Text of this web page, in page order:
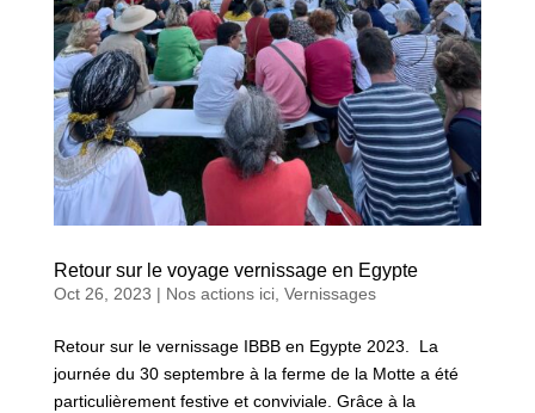
Retour sur le voyage vernissage en Egypte
Oct 26, 2023 | Nos actions ici, Vernissages
Retour sur le vernissage IBBB en Egypte 2023. La
journée du 30 septembre à la ferme de la Motte a été
particulièrement festive et conviviale. Grâce à la